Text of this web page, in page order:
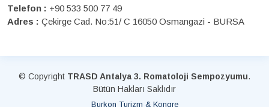
Telefon : +90 533 500 77 49
Adres : Çekirge Cad. No:51/ C 16050 Osmangazi - BURSA
© Copyright TRASD Antalya 3. Romatoloji Sempozyumu.
Bütün Hakları Saklıdır
Burkon Turizm & Kongre